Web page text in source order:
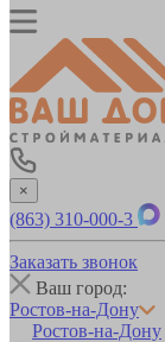
×
(863) 310-000-3
Заказать звонок
Ваш город:
Ростов-на-Дону
Ростов-на-Дону